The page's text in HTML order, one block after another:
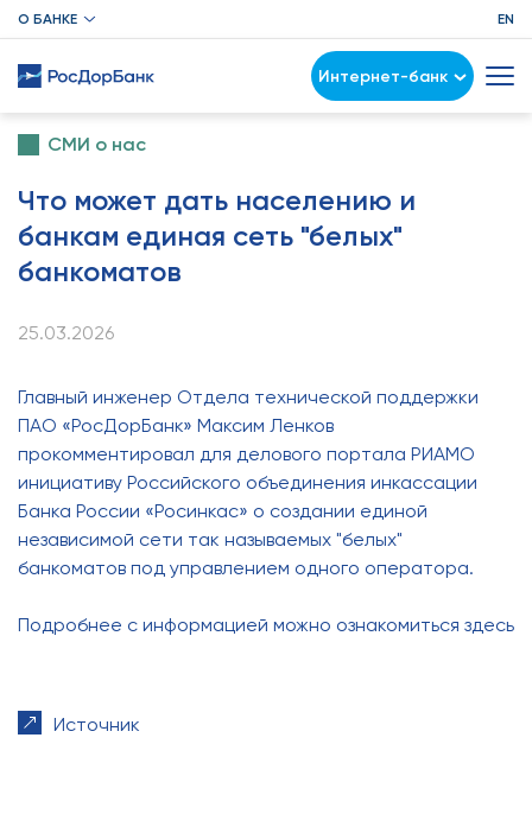
О БАНКЕ EN
Интернет-банк
СМИ о нас
Что может дать населению и
банкам единая сеть "белых"
банкоматов
25.03.2026
Главный инженер Отдела технической поддержки
ПАО «РосДорБанк» Максим Ленков
прокомментировал для делового портала РИАМО
инициативу Российского объединения инкассации
Банка России «Росинкас» о создании единой
независимой сети так называемых "белых"
банкоматов под управлением одного оператора.
Подробнее с информацией можно ознакомиться здесь
Источник